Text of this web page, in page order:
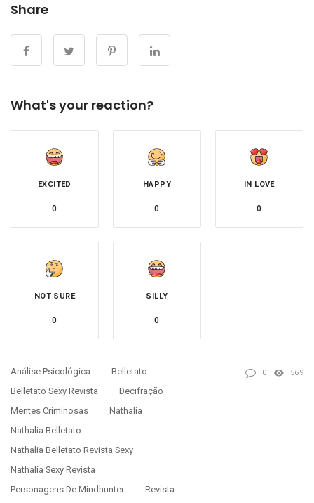
Share
What's your reaction?
EXCITED
0
HAPPY
0
IN LOVE
0
NOT SURE
0
SILLY
0
Análise Psicológica
Belletato
Belletato Sexy Revista
Decifração
Mentes Criminosas
Nathalia
Nathalia Belletato
Nathalia Belletato Revista Sexy
Nathalia Sexy Revista
Personagens De Mindhunter
Revista
0 569